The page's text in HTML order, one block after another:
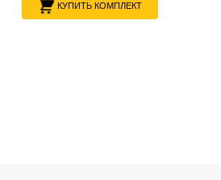
КУПИТЬ КОМПЛЕКТ